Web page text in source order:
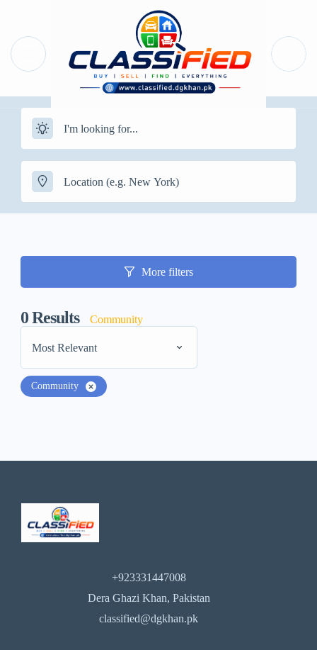
More filters
0Results Community
Most Relevant
Community
+923331447008
Dera Ghazi Khan, Pakistan
classified@dgkhan.pk